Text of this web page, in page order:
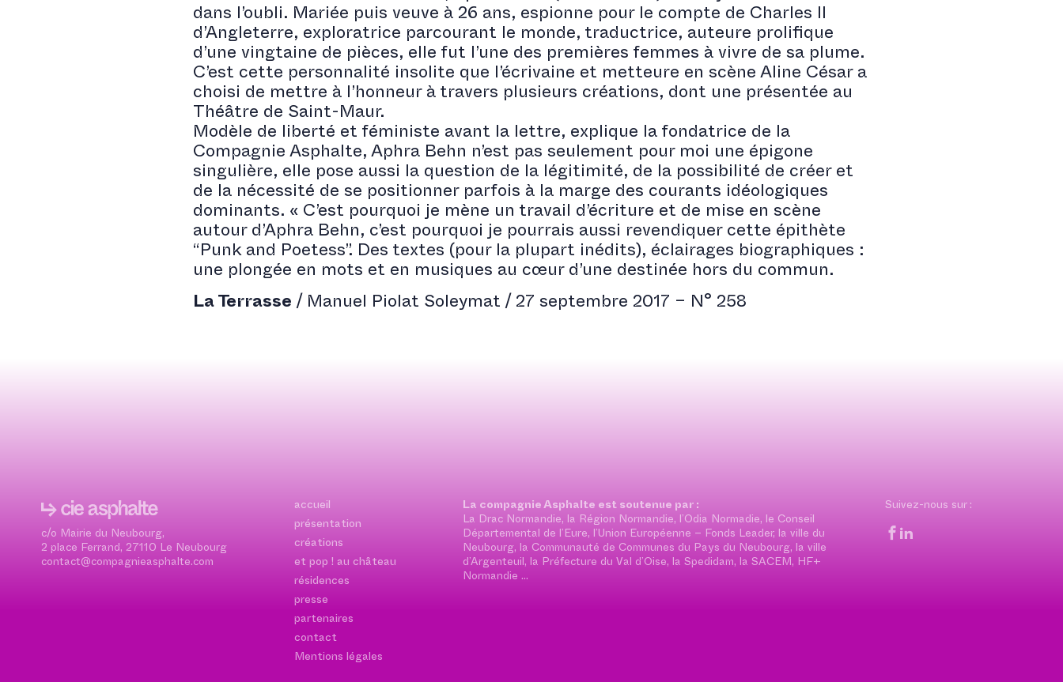
dans l’oubli. Mariée puis veuve à 26 ans, espionne pour le compte de Charles II
d’Angleterre, exploratrice parcourant le monde, traductrice, auteure prolifique
d’une vingtaine de pièces, elle fut l’une des premières femmes à vivre de sa plume.
C’est cette personnalité insolite que l’écrivaine et metteure en scène Aline César a
choisi de mettre à l’honneur à travers plusieurs créations, dont une présentée au
Théâtre de Saint-Maur.
Modèle de liberté et féministe avant la lettre, explique la fondatrice de la
Compagnie Asphalte, Aphra Behn n’est pas seulement pour moi une épigone
singulière, elle pose aussi la question de la légitimité, de la possibilité de créer et
de la nécessité de se positionner parfois à la marge des courants idéologiques
dominants. « C’est pourquoi je mène un travail d’écriture et de mise en scène
autour d’Aphra Behn, c’est pourquoi je pourrais aussi revendiquer cette épithète
“Punk and Poetess”. Des textes (pour la plupart inédits), éclairages biographiques :
une plongée en mots et en musiques au cœur d’une destinée hors du commun.
La Terrasse / Manuel Piolat Soleymat / 27 septembre 2017 – N° 258
c/o Mairie du Neubourg,
2 place Ferrand, 27110 Le Neubourg
contact@compagnieasphalte.com
accueil
présentation
créations
et pop ! au château
résidences
presse
partenaires
contact
Mentions légales
La compagnie Asphalte est soutenue par :
La Drac Normandie, la Région Normandie, l’Odia Normadie, le Conseil
Départemental de l’Eure, l’Union Européenne – Fonds Leader, la ville du
Neubourg, la Communauté de Communes du Pays du Neubourg, la ville
d’Argenteuil, la Préfecture du Val d’Oise, la Spedidam, la SACEM, HF+
Normandie …
Suivez-nous sur :